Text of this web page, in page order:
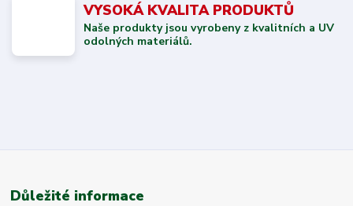
VYSOKÁ KVALITA PRODUKTŮ
Naše produkty jsou vyrobeny z kvalitních a UV
odolných materiálů.
Důležité informace